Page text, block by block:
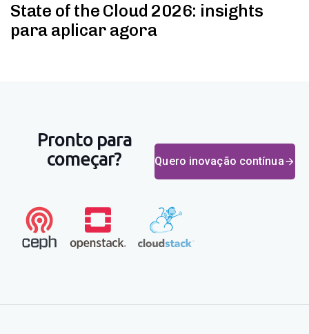
State of the Cloud 2026: insights
para aplicar agora
Pronto para
começar?
Quero inovação contínua